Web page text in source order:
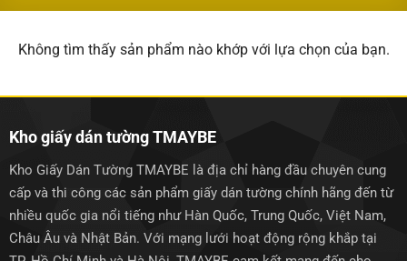
Không tìm thấy sản phẩm nào khớp với lựa chọn của bạn.
Kho giấy dán tường TMAYBE
Kho Giấy Dán Tường TMAYBE là địa chỉ hàng đầu chuyên cung
cấp và thi công các sản phẩm giấy dán tường chính hãng đến từ
nhiều quốc gia nổi tiếng như Hàn Quốc, Trung Quốc, Việt Nam,
Châu Âu và Nhật Bản. Với mạng lưới hoạt động rộng khắp tại